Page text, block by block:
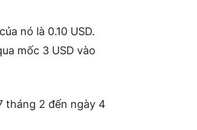
nó là 0.10 USD.
mốc 3 USD vào
tháng 2 đến ngày 4